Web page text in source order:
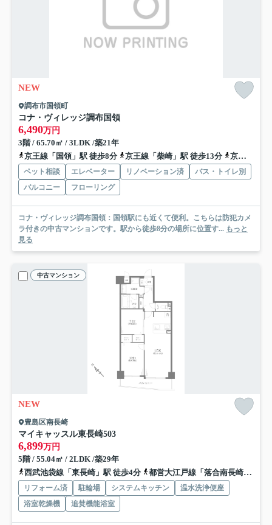
NEW
調布市国領町
コナ・ヴィレッジ調布国領
6,490万円
3階 / 65.70㎡ / 3LDK /築21年
京王線「国領」駅 徒歩8分
京王線「柴崎」駅 徒歩13分 京王線「布田」駅 徒歩16分
ペット相談 エレベーター リノベーション済
バス・トイレ別
バルコニー
フローリング
コナ・ヴィレッジ調布国領：国領駅にも近くて便利。こちらは防犯カメ
ラ付きの中古マンションです。駅から徒歩8分の場所に位置す... もっと
見る
中古マンション
NEW
豊島区南長崎
マイキャッスル東長崎503
6,899万円
5階 / 55.04㎡ / 2LDK /築29年
西武池袋線「東長崎」駅 徒歩4分
都営大江戸線「落合南長崎」駅 徒歩10分
リフォーム済 駐輪場 システムキッチン
温水洗浄便座
浴室乾燥機
追焚機能浴室